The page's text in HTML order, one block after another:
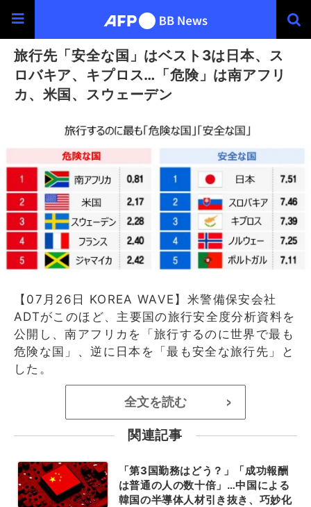
旅行先「安全な国」はベスト3は日本、ス
ロバキア、キプロス…「危険」は南アフリ
カ、米国、スウェーデン
【07月26日 KOREA WAVE】米警備保安会社
ADTがこのほど、主要国の旅行安全度分析資料を
公開し、南アフリカを「旅行するのに世界で最も
危険な国」、逆に日本を「最も安全な旅行先」と
した。
全文を読む >
関連記事
「第3国勤務はどう？」「成功報酬
は普通の人の数十倍」…中国による
韓国の半導体人材引き抜き、巧妙化